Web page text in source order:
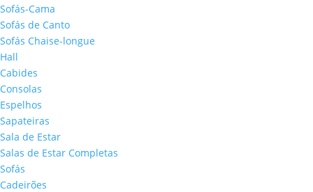
Sofás-Cama
Sofás de Canto
Sofás Chaise-longue
Hall
Cabides
Consolas
Espelhos
Sapateiras
Sala de Estar
Salas de Estar Completas
Sofás
Cadeirões